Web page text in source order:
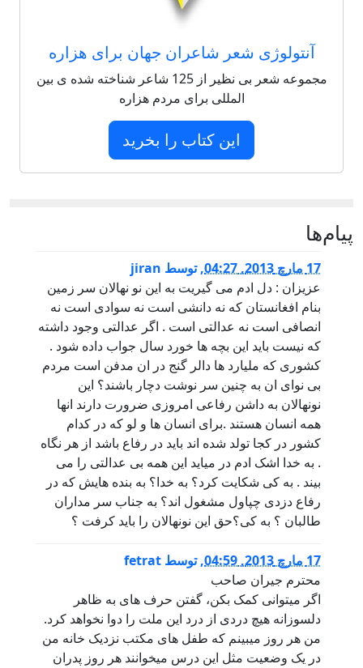
آنتولوژی شعر شاعران جهان برای هزاره
مجموعه شعر بی نظیر از 125 شاعر شناخته شده ی بین
المللی برای مردم هزاره
این کتاب را بخرید
پيام‌ها
17 مارچ 2013, 04:27 ,توسط jiran
عزیزان : دل ادم می گیریت به این نو نهالان سر زمین
بنام افغانستان که نه دانشی است نه سوادی است نه
انصافی است نه عدالتی است . اگر عدالتی وجود داشته
که نیست باید این بچه ها خورد سال جواب داده شود .
کشوری که ملیارد ها دالر گنج در ان مدفن است مردم
بی نوای ان به چنین سر نوشت دچار باشند؟ این
نونهالان به داشن رفاعی امروزی ضرورت دارند انها
همه انسان هستند .برای انسان ها و لو که در کدام
کشور در کجا تولد شده اند باید در رفاع باشد از هر نگاه
. به خدا اشک ادم در میاید این همه بی عدالتی را می
بیند . به کی شکایت کرد؟ به خدا؟ به بنده هایش که در
رفاع دزدی چپاول مشغول اند؟ به جناب سر مداران
طالبان ؟ به کی؟حق این نونهالان را باید کرفت ؟
17 مارچ 2013, 04:59 ,توسط fetrat
محترم جیران صاحب
اگر میتوانی کمک بکن، گفتن حرف های به ظاهر
دلسوزانه هیچ دردی از درد این ملت را دوا نخواهد کرد.
من هر روز میبینم که طفل های مکتب نزدیک خانه من
در یک وضعیت مثل این درس میخوانند هر روز پدران